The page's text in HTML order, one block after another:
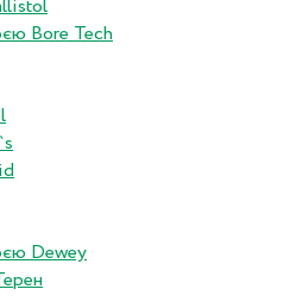
Bore Tech
Dewey